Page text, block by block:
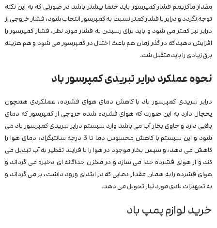
مقدار ماکزیمم فشار کمپرسور باید حتما بیشتر باشد در صورتی که به این نکته
توجه نگردد و درایر با فشار کمتر نسبت به کمپرسور انتخاب شود، فشار خروجی از
درایر نیز کمتر می شود و باید برای رسیدن به فشار مورد نظر، فشار کمپرسور را
افزایش دهید که در گذر زمان هم باعث اختلال در کمپرسور می شود و هم هزینه
برق زیادی را باید متقبل شد.
نحوه عملکرد درایر تبریدی کمپرسور باد
درایر تبریدی کمپرسور باد با کاهش دمای هوای فشرده، عملکردی همچون
یخچال دارد به این صورت که هوای فشرده شده خروجی از کمپرسور که دمای
بالایی دارد و حاوی بخار آب می باشد وارد سیستم درایر تبریدی کمپرسور باد می
شود و این سیستم با کاهش محسوس دما تا 3 درجه سانتیگراد، دمای هوا را
کاهش می دهد، و سپس بخار موجود در هوا را با فرایند تقطیر به آب تبدیل می
کند و از هوای فشرده جدا می سازد و در مخزن جداگانه ای ذخیره می گرداند و
هوای فشرده را به همان مقدار دمایی که در ابتدای ورود داشت، بر می گرداند و
به تجهیزات بادی مورد نیاز تحویل می دهد.
خرید لوازم پمپ باد